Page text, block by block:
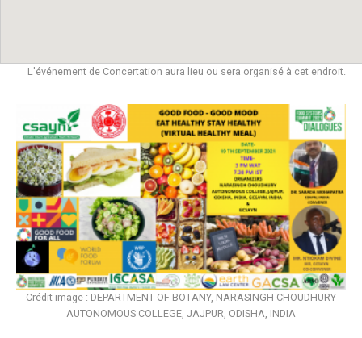
L'événement de Concertation aura lieu ou sera organisé à cet endroit.
Crédit image : DEPARTMENT OF BOTANY, NARASINGH CHOUDHURY
AUTONOMOUS COLLEGE, JAJPUR, ODISHA, INDIA